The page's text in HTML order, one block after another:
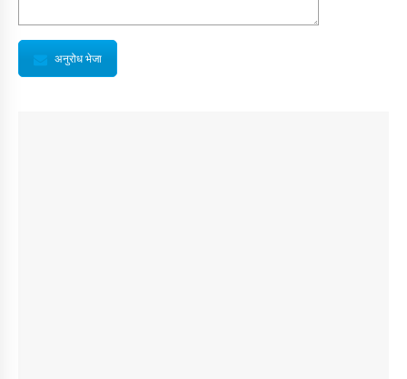
अनुरोध भेजा